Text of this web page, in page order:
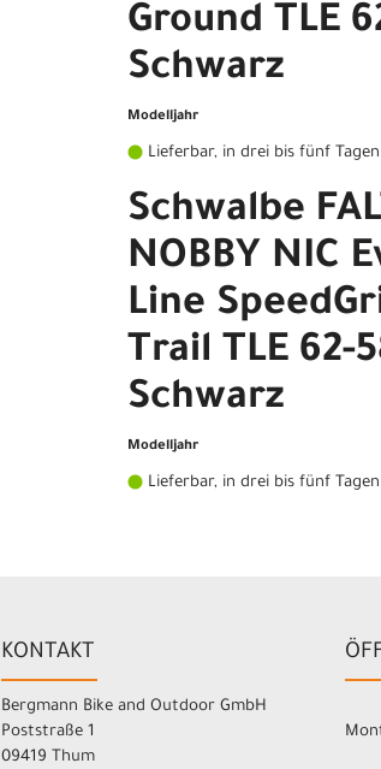
Ground TLE
Schwarz
Modelljahr
Lieferbar, in drei bis fünf Tagen
Schwalbe
NOBBY NIC
Line
Trail TLE 62-
Schwarz
Modelljahr
Lieferbar, in drei bis fünf Tagen
KONTAKT
Bergmann Bike and Outdoor GmbH
Poststraße 1
09419 Thum